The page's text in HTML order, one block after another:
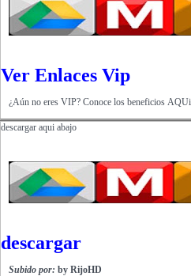
Ver Enlaces Vip
¿Aún no eres VIP? Conoce los beneficios AQUi
descargar aqui abajo
descargar
Subido por: by RijoHD